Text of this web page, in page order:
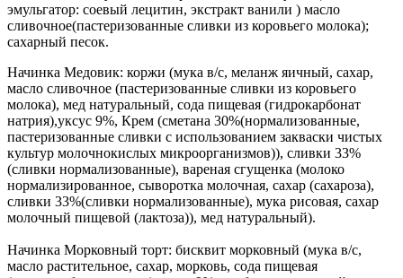
эмульгатор: соевый лецитин, экстракт ванили ) масло
сливочное(пастеризованные сливки из коровьего молока);
сахарный песок.
Начинка Медовик: коржи (мука в/с, меланж яичный, сахар,
масло сливочное (пастеризованные сливки из коровьего
молока), мед натуральный, сода пищевая (гидрокарбонат
натрия),уксус 9%, Крем (сметана 30%(нормализованные,
пастеризованные сливки с использованием закваски чистых
культур молочнокислых микроорганизмов)), сливки 33%
(сливки нормализованные), вареная сгущенка (молоко
нормализированное, сыворотка молочная, сахар (сахароза),
сливки 33%(сливки нормализованные), мука рисовая, сахар
молочный пищевой (лактоза)), мед натуральный).
Начинка Морковный торт: бисквит морковный (мука в/с,
масло растительное, сахар, морковь, сода пищевая